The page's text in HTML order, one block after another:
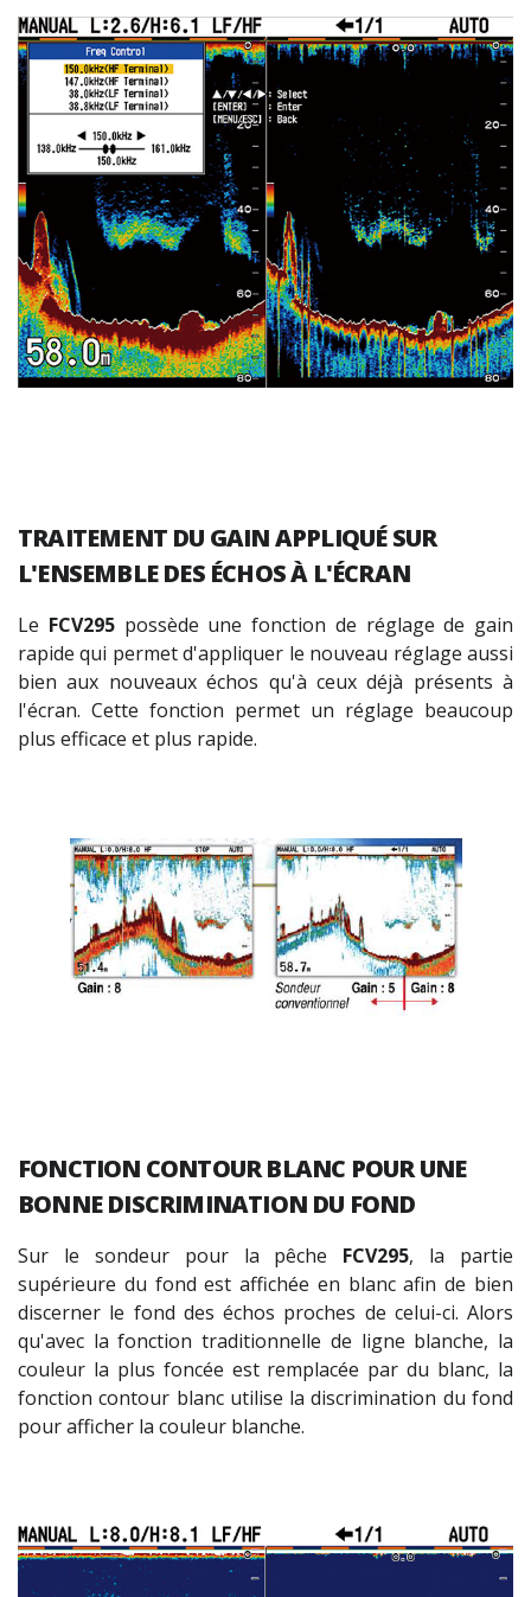
TRAITEMENT DU GAINAPPLIQUÉ SUR
L'ENSEMBLE DES ÉCHOSÀ L'ÉCRAN
Le FCV295possède une fonction de réglage de gain
rapide qui permet d'appliquer le nouveau réglage aussi
bien aux nouveaux échos qu'à ceux déjà présents à
l'écran. Cette fonction permet un réglage beaucoup
plus efficace et plus rapide.
FONCTION CONTOUR BLANC POUR UNE
BONNE DISCRIMINATION DU FOND
Sur le sondeur pour la pêche FCV295, la partie
supérieure du fond est affichée en blanc afin de bien
discerner le fond des échos proches de celui-ci. Alors
qu'avec la fonction traditionnelle de ligne blanche, la
couleur la plus foncée est remplacée par du blanc, la
fonction contour blanc utilise la discrimination du fond
pour afficher la couleur blanche.